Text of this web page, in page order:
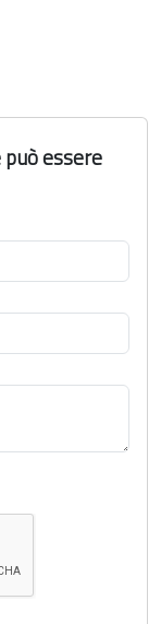
essere